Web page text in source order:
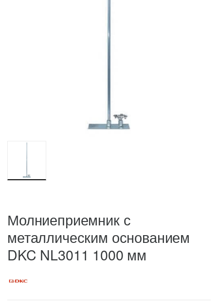
Молниеприемник с
металлическим основанием
DKC NL3011 1000 мм